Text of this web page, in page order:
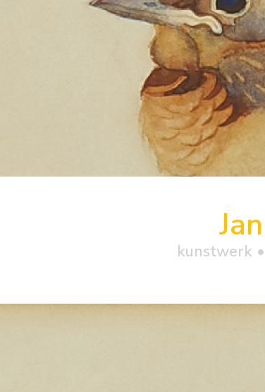
kunstwerk •